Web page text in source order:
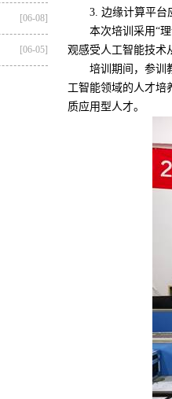
[06-08]
[06-05]
3. 边缘计算平台
本次培训采用“
观感受人工智能技术
培训期间，参训
工智能领域的人才培
质应用型人才。